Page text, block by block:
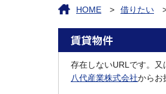
HOME 借りたい
存在しないURLです。又
八代産業株式会社からお